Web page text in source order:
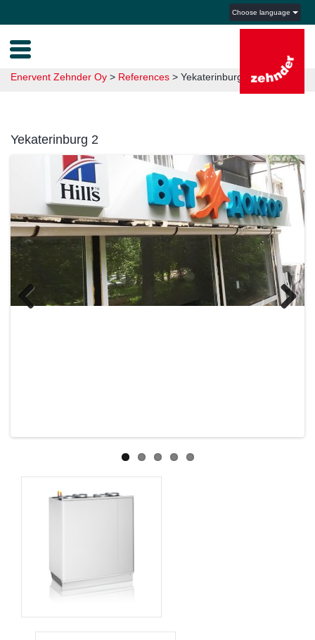
Choose language
Enervent Zehnder Oy > References > Yekaterinburg 2
Yekaterinburg 2